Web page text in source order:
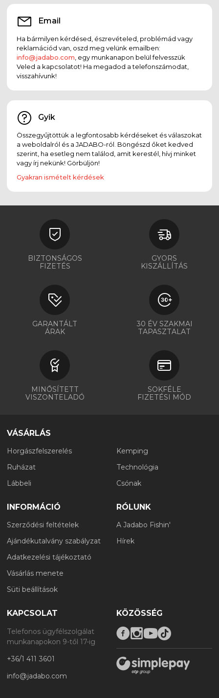
Email
Ha bármilyen kérdésed, észrevételed, problémád vagy
reklamációd van, oszd meg velünk emailben:
info@jadabo.com , egy munkanapon belül felvesszük
Veled a kapcsolatot! Ha megadod a telefonszámodat,
visszahívunk!
Gyik
Összegyűjtöttük a legfontosabb kérdéseket és válaszokat
a weboldalról és a JADABO-ról. Böngészd őket kedved
szerint, ha esetleg nem találod, amit kerestél, hívj minket
vagy írj nekünk! Görbüljön!
Gyakran ismételt kérdések
BIZTONSÁGOS
FIZETÉS
GYORS
KISZÁLLÍTÁS
GARANTÁLT
ÁRAK
30 ÉV SZAKMAI
TAPASZTALAT
MINŐSÍTETT
VISZONTELADÓ
SOKFÉLE
FIZETÉSI MÓD
VÁSÁRLÁS
Horgászfelszerelés
Ruházat
Lábbeli
Kemping
Technológia
Csónak
INFORMÁCIÓ
Szerződési feltételek
Ajándékutalvány szabályzat
Adatkezelési tájékoztató
Vásárlás menete
Süti beállítások
RÓLUNK
A Jadabo Fishin'
Hírek
KAPCSOLAT
Telefonos ügyfélszolgálat
munkanapokon 9-től 17-ig
+36/1 411 3601
info@jadabo.com
KÖZÖSSÉG